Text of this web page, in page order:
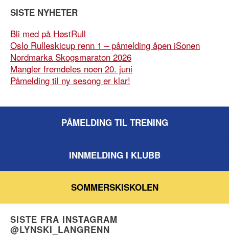
SISTE NYHETER
Bli med på HøstRull
Oslo Rulleskicup renn 1 – påmelding åpen iSonen
Nordmarka Skogsmaraton 2026
Mangler fremdeles noen 20. juni
Påmelding til ny sesong er klar!
PÅMELDING TIL TRENING
INNMELDING I KLUBB
SOMMERSKISKOLEN
SISTE FRA INSTAGRAM
@LYNSKI_LANGRENN